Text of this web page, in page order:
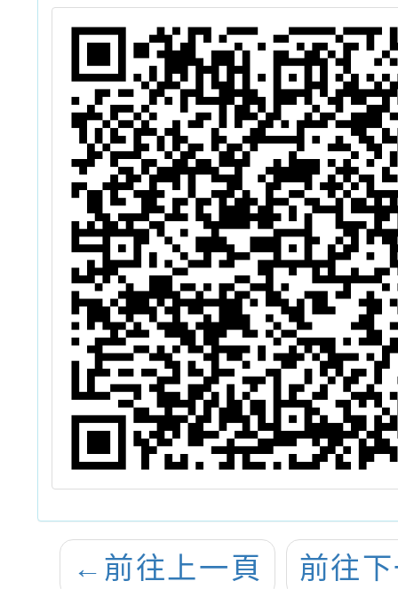
← 前往上一頁 前往